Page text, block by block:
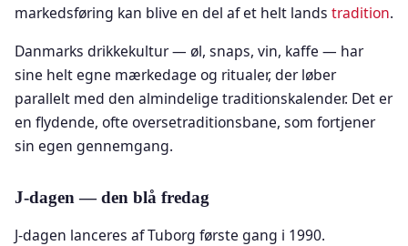
markedsføring kan blive en del af et helt lands tradition.
Danmarks drikkekultur — øl, snaps, vin, kaffe — har
sine helt egne mærkedage og ritualer, der løber
parallelt med den almindelige traditionskalender. Det er
en flydende, ofte oversetraditionsbane, som fortjener
sin egen gennemgang.
J-dagen — den blå fredag
J-dagen lanceres af Tuborg første gang i 1990.